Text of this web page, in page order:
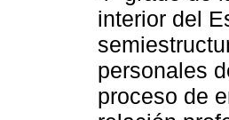
interior del
personales
proceso de